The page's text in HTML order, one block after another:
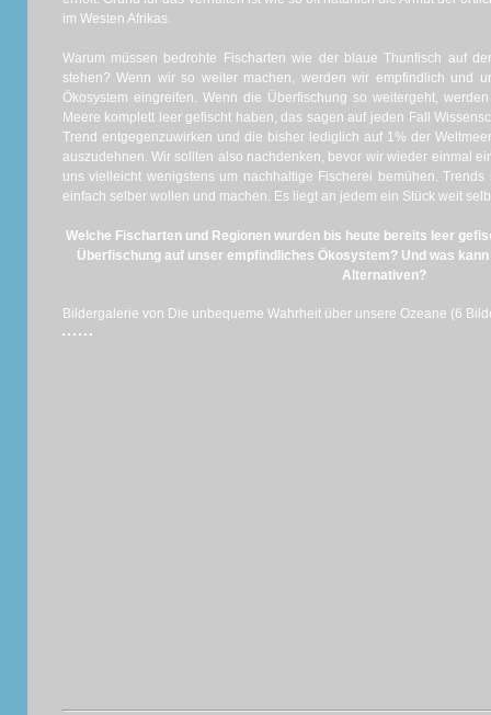
im Westen Afrikas.
Warum müssen bedrohte Fischarten wie der blaue Thunfisch auf
stehen? Wenn wir so weiter machen, werden wir empfindlich und
Ökosystem eingreifen. Wenn die Überfischung so weitergeht,
Meere komplett leer gefischt haben, das sagen auf jeden Fall
Trend entgegenzuwirken und die bisher lediglich auf 1% der
auszudehnen. Wir sollten also nachdenken, bevor wir wieder einmal
uns vielleicht wenigstens um nachhaltige Fischerei bemühen.
einfach selber wollen und machen. Es liegt an jedem ein Stück weit
Welche Fischarten und Regionen wurden bis heute bereits leer
Überfischung auf unser empfindliches Ökosystem? Und was
Alternativen?
Bildergalerie von Die unbequeme Wahrheit über unsere Ozeane (6